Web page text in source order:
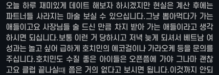
오늘 하루 재미있게 데이트 해보자 하시겠지만 현실은 계산 후에는
파트너들 사라지는 마술 보실 수 있으십니다.그냥 뽑아먹다가 가는
애들이고요 사장님들 술 드신 만큼 차지 받아 가는 애들이라고 생각
하시면 되십니다.보통 이런 거 당하시고 저녁 늦게 되셔서 베트남 여
성과는 놀고 싶어 급하게 호치민의 에코걸이나 가라오케 등을 문의를
주십니다.호치민도 수질 좋은 아이들은 오픈쯤에 가야 그나마 괜찮
고요 클럽 끝나실떄 쯤은 거의 없다고 보시면 됩니다.이것까지 안되